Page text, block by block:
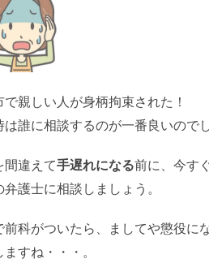
で親しい人が身柄拘束された！
は誰に相談するのが一番良いので
間違えて手遅れになる前に、今す
弁護士に相談しましょう。
前科がついたら、ましてや懲役に
すね・・・。